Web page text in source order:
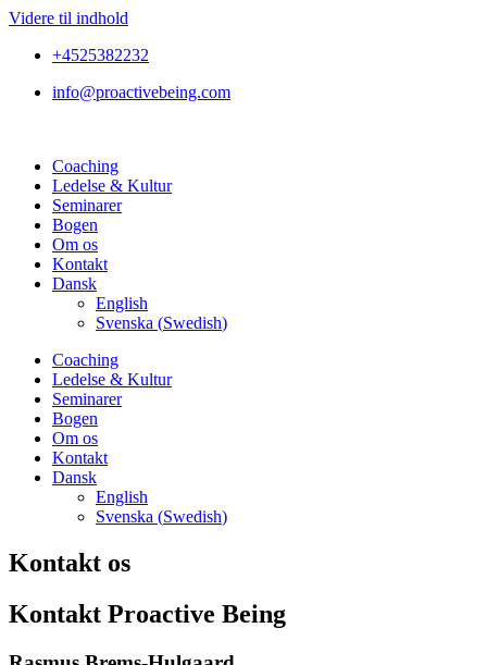
Videre til indhold
+4525382232
info@proactivebeing.com
Coaching
Ledelse & Kultur
Seminarer
Bogen
Om os
Kontakt
Dansk
English
Svenska (Swedish)
Coaching
Ledelse & Kultur
Seminarer
Bogen
Om os
Kontakt
Dansk
English
Svenska (Swedish)
Kontakt os
Kontakt Proactive Being